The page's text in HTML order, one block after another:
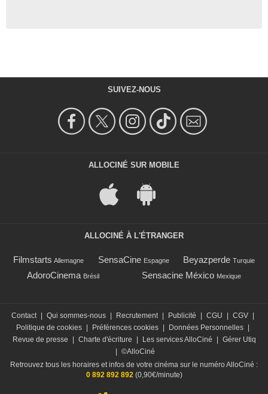
SUIVEZ-NOUS
ALLOCINÉ SUR MOBILE
ALLOCINÉ À L'ÉTRANGER
Filmstarts Allemagne SensaCine Espagne Beyazperde Turquie
AdoroCinema Brésil Sensacine México Mexique
Contact Qui sommes-nous Recrutement Publicité CGU CGV
Politique de cookies
Préférences cookies Données Personnelles
Revue de presse
Charte d'écriture Les services AlloCiné
Gérer Utiq
©AlloCiné
Retrouvez tous les horaires et infos de votre cinéma sur le numéro AlloCiné :
0 892 892 892(0,90€/minute)